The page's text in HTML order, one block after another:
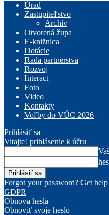
Úrad
Zastupiteľstvo
Archív
Otvorená župa
E-knižnica
Dotácie
Rada partnerstva
Rozvoj
Interact
Foto
Video
Kontakty
Voľby do VÚC 2026
Prihlásiť sa
Vitajte! prihlásenie k účtu
Forgot your password? Get help
GDPR
Obnova hesla
Obnoviť svoje heslo